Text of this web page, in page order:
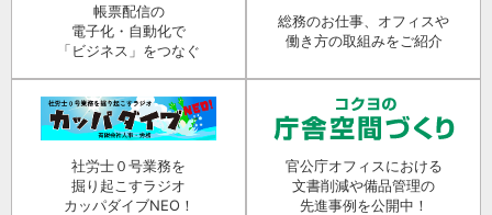
帳票配信の
電子化・自動化で
「ビジネス」をつなぐ
総務のお仕事、オフィスや
働き方の取組みをご紹介
社労士０号業務を
掘り起こすラジオ
カッパダイブNEO！
官公庁オフィスにおける
文書削減や備品管理の
先進事例を公開中！